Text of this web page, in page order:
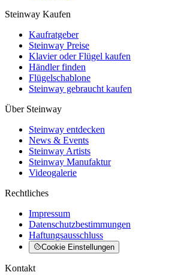
Steinway Kaufen
Kaufratgeber
Steinway Preise
Klavier oder Flügel kaufen
Händler finden
Flügelschablone
Steinway gebraucht kaufen
Über Steinway
Steinway entdecken
News & Events
Steinway Artists
Steinway Manufaktur
Videogalerie
Rechtliches
Impressum
Datenschutzbestimmungen
Haftungsausschluss
Cookie Einstellungen
Kontakt